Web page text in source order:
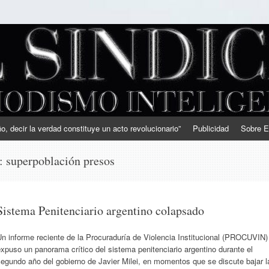
decir la verdad constituye un acto revolucionario” Publicidad Sobre
superpoblación presos
Penitenciario argentino colapsado
informe reciente de la Procuraduría de Violencia Institucional (PROCUVIN)
un panorama crítico del sistema penitenciario argentino durante el
año del gobierno de Javier Milei, en momentos que se discute bajar